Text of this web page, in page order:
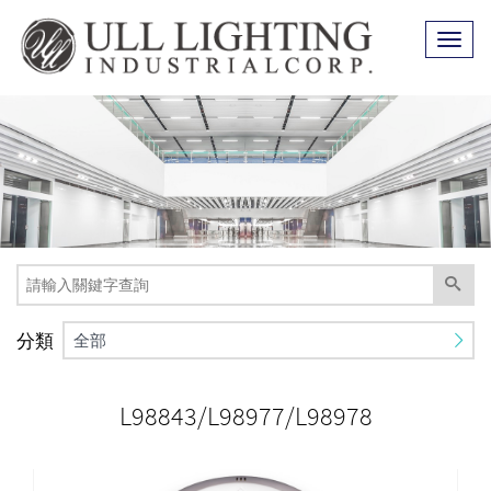
Toggle
分類 全部
L98843/L98977/L98978